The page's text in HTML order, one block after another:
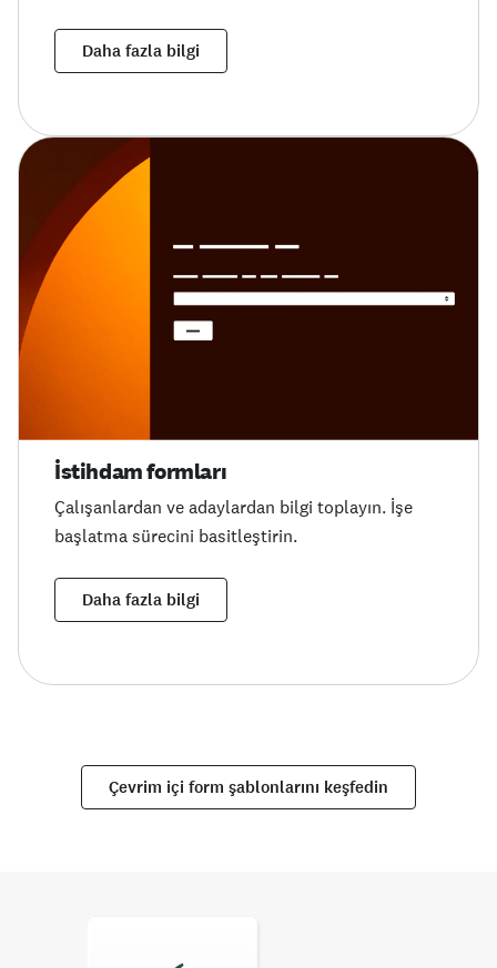
Daha fazla bilgi
İstihdam formları
Çalışanlardan ve adaylardan bilgi toplayın. İşe
başlatma sürecini basitleştirin.
Daha fazla bilgi
Çevrim içi form şablonlarını keşfedin